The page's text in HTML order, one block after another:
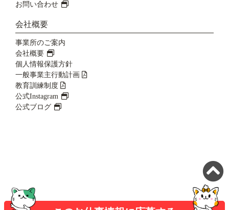
お問い合わせ
会社概要
事業所のご案内
会社概要
個人情報保護方針
一般事業主行動計画
教育訓練制度
公式Instagram
公式ブログ
©ヒューマンブリッジ株式会社